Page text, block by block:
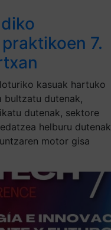
7.
kasuak hartuko
bultzatu dutenak,
dutenak, sektore
helburu dutenak
motor gisa